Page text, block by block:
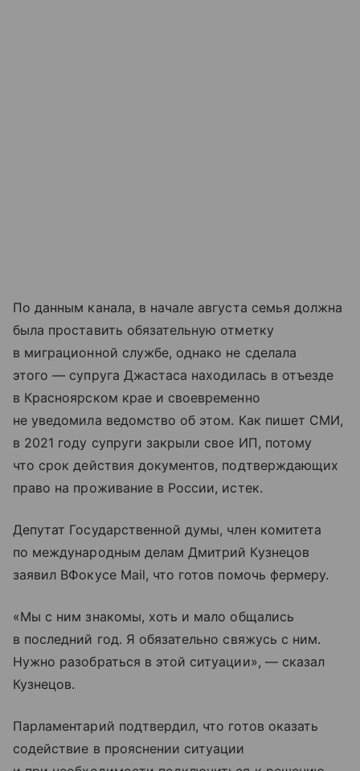
По данным канала, в начале августа семья должна
была проставить обязательную отметку
в миграционной службе, однако не сделала
этого — супруга Джастаса находилась в отъезде
в Красноярском крае и своевременно
не уведомила ведомство об этом. Как пишет СМИ,
в 2021 году супруги закрыли свое ИП, потому
что срок действия документов, подтверждающих
право на проживание в России, истек.
Депутат Государственной думы, член комитета
по международным делам Дмитрий Кузнецов
заявил ВФокусе Mail, что готов помочь фермеру.
«Мы с ним знакомы, хоть и мало общались
в последний год. Я обязательно свяжусь с ним.
Нужно разобраться в этой ситуации», — сказал
Кузнецов.
Парламентарий подтвердил, что готов оказать
содействие в прояснении ситуации